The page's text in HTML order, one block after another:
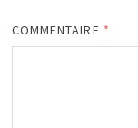
COMMENTAIRE *